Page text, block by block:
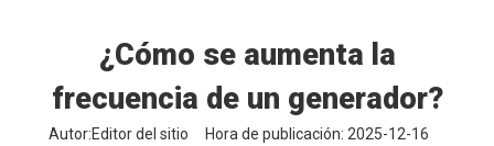
¿Cómo se aumenta la
frecuencia de un generador?
Autor:Editor del sitio Hora de publicación: 2025-12-16